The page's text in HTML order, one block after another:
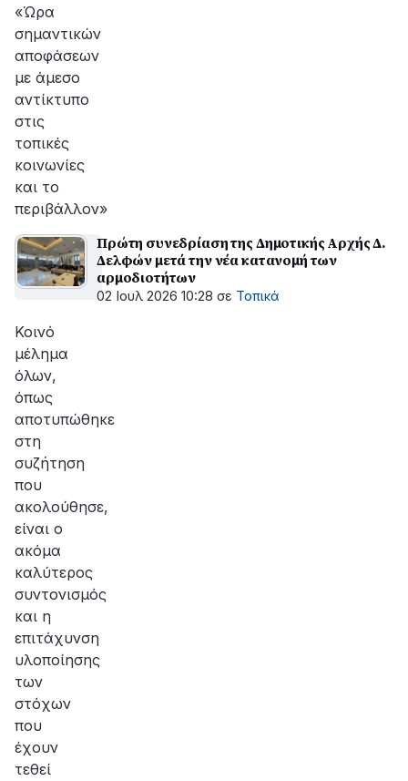
«Ώρα
σημαντικών
αποφάσεων
με άμεσο
αντίκτυπο
στις
τοπικές
κοινωνίες
και το
περιβάλλον»
Πρώτη συνεδρίαση της Δημοτικής Αρχής Δ.
Δελφών μετά την νέα κατανομή των
αρμοδιοτήτων
02 Ιουλ 2026 10:28 σε Τοπικά
Κοινό
μέλημα
όλων,
όπως
αποτυπώθηκε
στη
συζήτηση
που
ακολούθησε,
είναι ο
ακόμα
καλύτερος
συντονισμός
και η
επιτάχυνση
υλοποίησης
των
στόχων
που
έχουν
τεθεί